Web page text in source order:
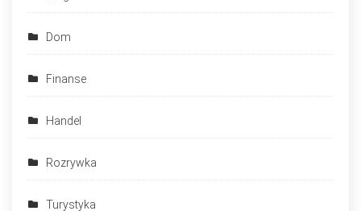
Dom
Finanse
Handel
Rozrywka
Turystyka